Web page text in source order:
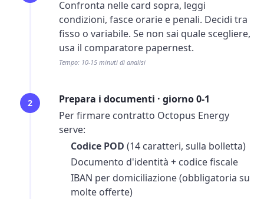
Confronta nelle card sopra, leggi
condizioni, fasce orarie e penali. Decidi tra
fisso o variabile. Se non sai quale scegliere,
usa il comparatore papernest.
Tempo: 10-15 minuti di analisi
2
Prepara i documenti · giorno 0-1
Per firmare contratto Octopus Energy
serve:
Codice POD (14 caratteri, sulla bolletta)
Documento d'identità + codice fiscale
IBAN per domiciliazione (obbligatoria su
molte offerte)